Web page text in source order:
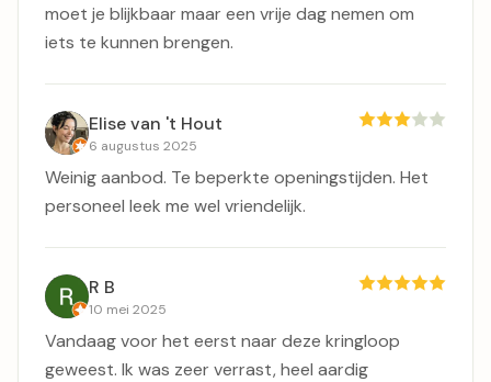
moet je blijkbaar maar een vrije dag nemen om
iets te kunnen brengen.
Elise van 't Hout
6 augustus 2025
Weinig aanbod. Te beperkte openingstijden. Het
personeel leek me wel vriendelijk.
R B
10 mei 2025
Vandaag voor het eerst naar deze kringloop
geweest. Ik was zeer verrast, heel aardig